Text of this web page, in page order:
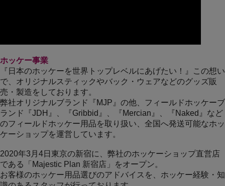
ホッケー事業
『日本のホッケーを世界トップレベルにあげたい！』この想い
で、オリジナルスティックやバック・ウェアなどのグッズ販
売・製造をしております。
弊社オリジナルブランド『MJP』の他、フィールドホッケーブ
ランド『JDH』、『Gribbid』、『Mercian』、『Naked』など
のフィールドホッケー用品を取り扱い、全国へ発送可能なホッ
ケーショップを運営しています。
2020年3月4日東京の新宿に、弊社のホッケーショップ直営店
である「Majestic Plan 新宿店」をオープン。
お客様のホッケー用品選びのアドバイスを、ホッケー経験・知